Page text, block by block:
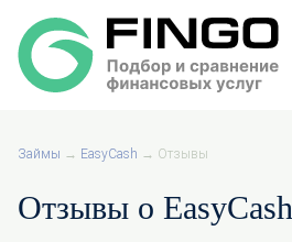
Займы → EasyCash → Отзывы
Отзывы о EasyCash